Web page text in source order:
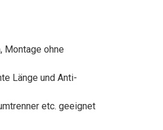
Montage ohne
Länge und Anti-
etc. geeignet